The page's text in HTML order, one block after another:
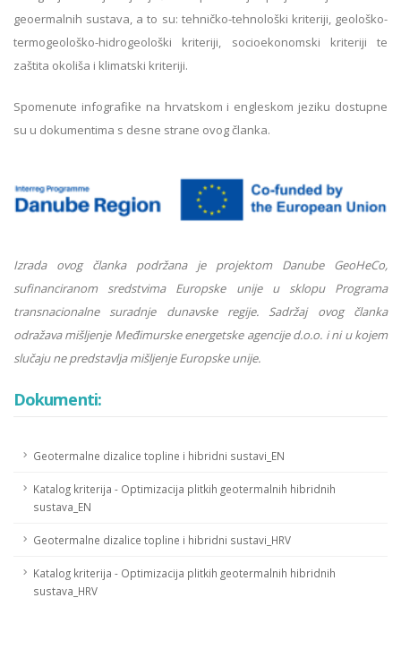
geoermalnih sustava, a to su: tehničko-tehnološki kriteriji, geološko-
termogeološko-hidrogeološki kriteriji, socioekonomski kriteriji te
zaštita okoliša i klimatski kriteriji.
Spomenute infografike na hrvatskom i engleskom jeziku dostupne
su u dokumentima s desne strane ovog članka.
Izrada ovog članka podržana je projektom Danube GeoHeCo,
sufinanciranom sredstvima Europske unije u sklopu Programa
transnacionalne suradnje dunavske regije. Sadržaj ovog članka
odražava mišljenje Međimurske energetske agencije d.o.o. i ni u kojem
slučaju ne predstavlja mišljenje Europske unije.
Dokumenti:
Geotermalne dizalice topline i hibridni sustavi_EN
Katalog kriterija - Optimizacija plitkih geotermalnih hibridnih
sustava_EN
Geotermalne dizalice topline i hibridni sustavi_HRV
Katalog kriterija - Optimizacija plitkih geotermalnih hibridnih
sustava_HRV